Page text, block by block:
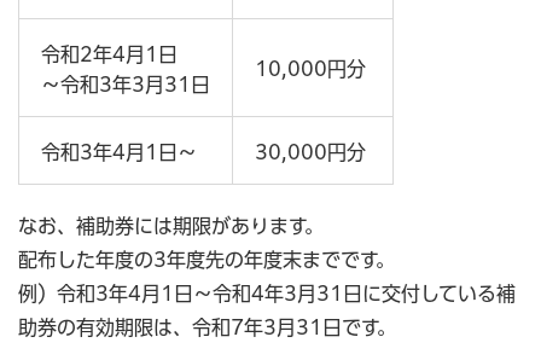
令和2年4月1日
～令和3年3月31日
10,000円分
令和3年4月1日～ 30,000円分
なお、補助券には期限があります。
配布した年度の3年度先の年度末までです。
例）令和3年4月1日～令和4年3月31日に交付している補
助券の有効期限は、令和7年3月31日です。